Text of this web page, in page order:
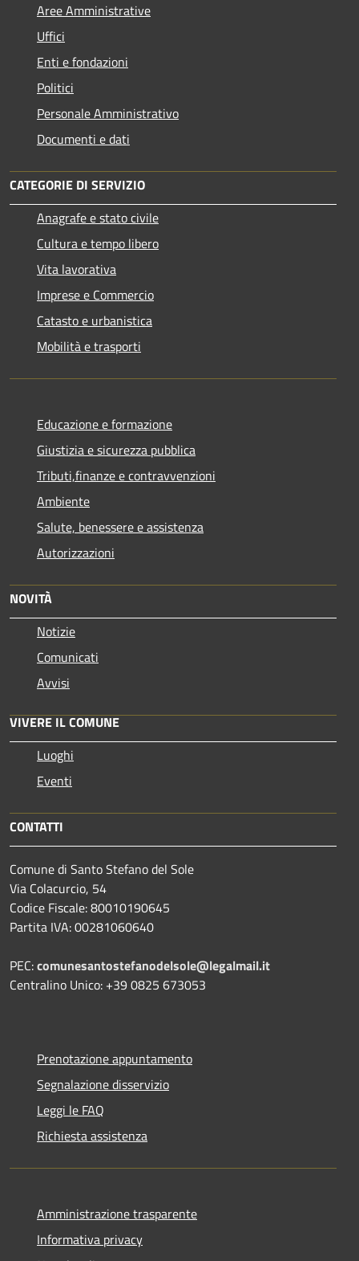
Aree Amministrative
Uffici
Enti e fondazioni
Politici
Personale Amministrativo
Documenti e dati
CATEGORIE DI SERVIZIO
Anagrafe e stato civile
Cultura e tempo libero
Vita lavorativa
Imprese e Commercio
Catasto e urbanistica
Mobilità e trasporti
Educazione e formazione
Giustizia e sicurezza pubblica
Tributi,finanze e contravvenzioni
Ambiente
Salute, benessere e assistenza
Autorizzazioni
NOVITÀ
Notizie
Comunicati
Avvisi
VIVERE IL COMUNE
Luoghi
Eventi
CONTATTI
Comune di Santo Stefano del Sole
Via Colacurcio, 54
Codice Fiscale: 80010190645
Partita IVA: 00281060640
PEC:comunesantostefanodelsole@legalmail.it
Centralino Unico: +39 0825 673053
Prenotazione appuntamento
Segnalazione disservizio
Leggi le FAQ
Richiesta assistenza
Amministrazione trasparente
Informativa privacy